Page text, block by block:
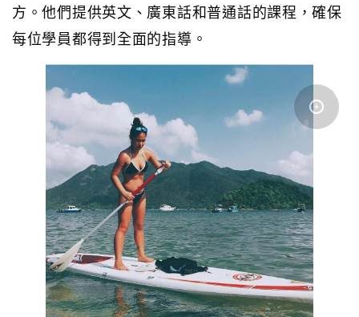
方。他們提供英文、廣東話和普通話的課程，確保
每位學員都得到全面的指導。